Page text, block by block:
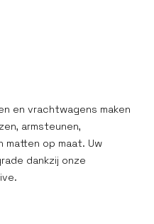
en vrachtwagens maken
armsteunen,
op maat. Uw
dankzij onze